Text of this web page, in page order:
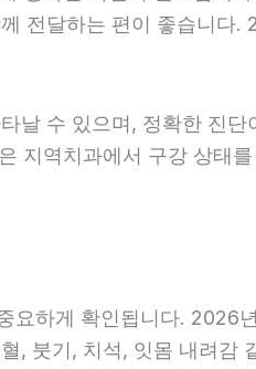
전달하는 편이 좋습니다
날 수 있으며, 정확한 진
지역치과에서 구강 상태
요하게 확인됩니다.
, 붓기, 치석, 잇몸 내려